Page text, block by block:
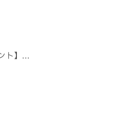
ト】...